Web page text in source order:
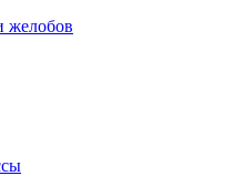
желобов